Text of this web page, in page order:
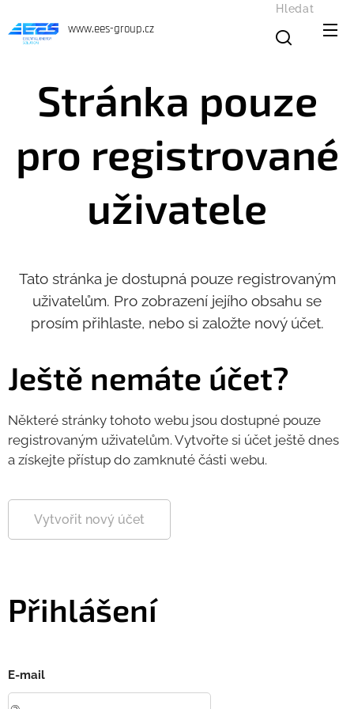
www.ees-group.cz
Hledat
Stránka pouze
pro registrované
uživatele
Tato stránka je dostupná pouze registrovaným
uživatelům. Pro zobrazení jejího obsahu se
prosím přihlaste, nebo si založte nový účet.
Ještě nemáte účet?
Některé stránky tohoto webu jsou dostupné pouze
registrovaným uživatelům. Vytvořte si účet ještě dnes
a získejte přístup do zamknuté části webu.
Vytvořit nový účet
Přihlášení
E-mail